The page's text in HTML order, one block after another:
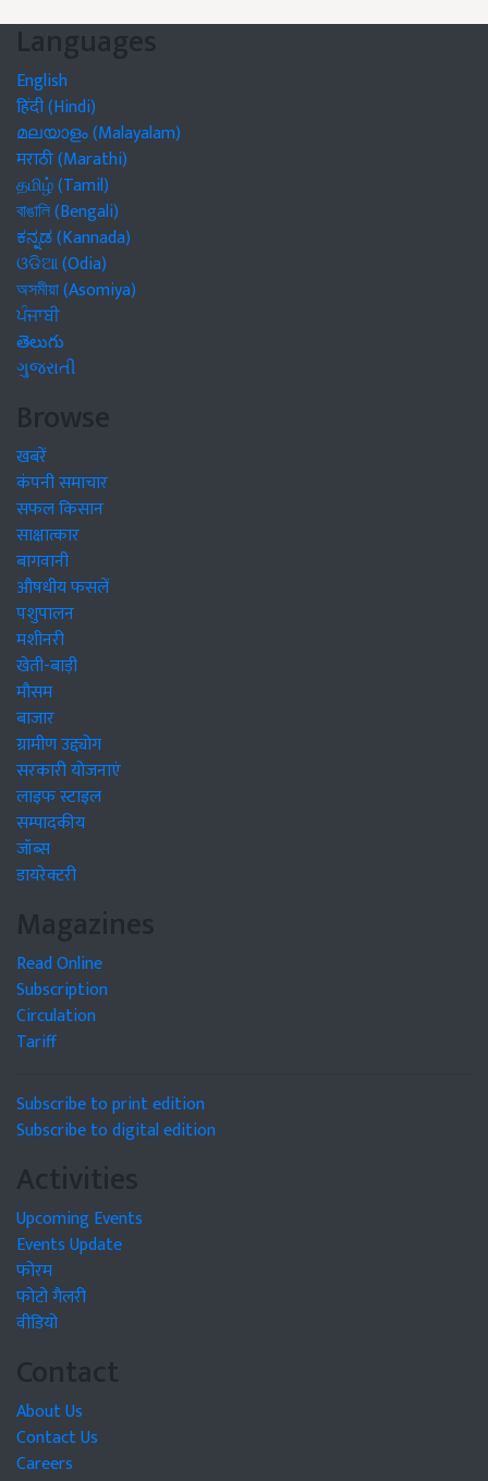
Languages
English
हिंदी (Hindi)
മലയാളം (Malayalam)
मराठी (Marathi)
தமிழ் (Tamil)
বাঙালি (Bengali)
ಕನ್ನಡ (Kannada)
ଓଡିଆ (Odia)
অসমীয়া (Asomiya)
ਪੰਜਾਬੀ
తెలుగు
ગુજરાતી
Browse
खबरें
कंपनी समाचार
सफल किसान
साक्षात्कार
बागवानी
औषधीय फसलें
पशुपालन
मशीनरी
खेती-बाड़ी
मौसम
बाजार
ग्रामीण उद्द्योग
सरकारी योजनाएं
लाइफ स्टाइल
सम्पादकीय
जॉब्स
डायरेक्टरी
Magazines
Read Online
Subscription
Circulation
Tariff
Subscribe to print edition
Subscribe to digital edition
Activities
Upcoming Events
Events Update
फोरम
फोटो गैलरी
वीडियो
Contact
About Us
Contact Us
Careers